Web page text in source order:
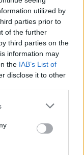
utilized by
parties prior to
of the further
third parties on the
information may
the IAB’s List of
disclose it to other
or more Google
You may click to
party tags to
in below Google
élte
a klub
elviselte, amikor
falat
átjárás a
Így Flóri
saját szobájába.
amikor az FTC
Orosz Pál
maga